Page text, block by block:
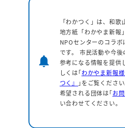
notifications
「わかつく」は、和歌
地方紙「わかやま新報
NPOセンターのコラ
です。 市民活動や今後
参考になる情報を提供
しくは｢わかやま新報
つく』
｣をご覧くださ
希望される団体は｢お
い合わせてください。